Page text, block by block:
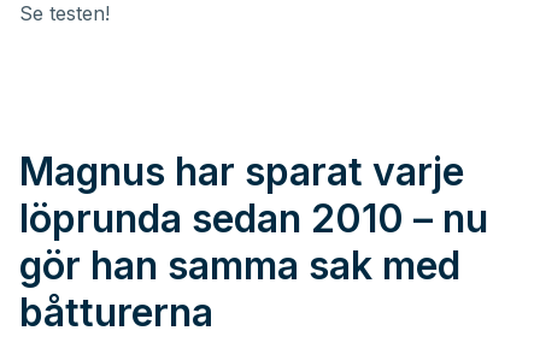
Se testen!
Magnus har sparat varje
löprunda sedan 2010 – nu
gör han samma sak med
båtturerna